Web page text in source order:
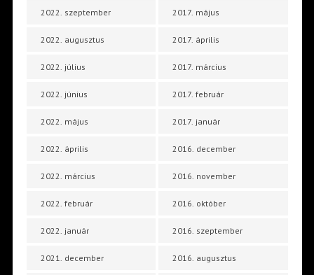
2022. szeptember
2022. augusztus
2022. július
2022. június
2022. május
2022. április
2022. március
2022. február
2022. január
2021. december
2017. május
2017. április
2017. március
2017. február
2017. január
2016. december
2016. november
2016. október
2016. szeptember
2016. augusztus